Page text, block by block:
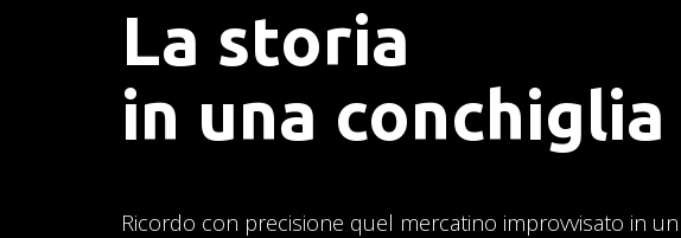
La storia
in una conchiglia
Ricordo con precisione quel mercatino improvvisato in un